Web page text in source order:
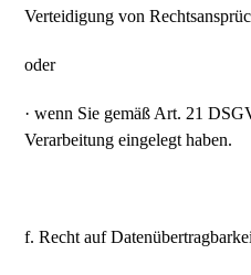
Verteidigung von
oder
· wenn Sie gemäß Art. 21
Verarbeitung eingelegt haben.
f. Recht auf